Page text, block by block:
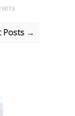
Posts →